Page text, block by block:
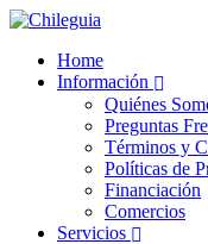
Home
Información
Quiénes
Preguntas
Términos y
Políticas de
Financiación
Comercios
Servicios